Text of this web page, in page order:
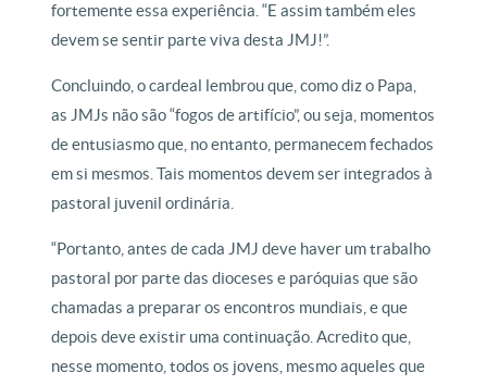
fortemente essa experiência. “E assim também eles
devem se sentir parte viva desta JMJ!”.
Concluindo, o cardeal lembrou que, como diz o Papa,
as JMJs não são “fogos de artifício”, ou seja, momentos
de entusiasmo que, no entanto, permanecem fechados
em si mesmos. Tais momentos devem ser integrados à
pastoral juvenil ordinária.
“Portanto, antes de cada JMJ deve haver um trabalho
pastoral por parte das dioceses e paróquias que são
chamadas a preparar os encontros mundiais, e que
depois deve existir uma continuação. Acredito que,
nesse momento, todos os jovens, mesmo aqueles que